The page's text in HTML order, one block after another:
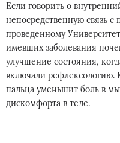
Если говорить о
непосредственную связь
проведенному
имевших заболевания
улучшение состояния,
включали рефлексологию.
пальца уменьшит боль в
дискомфорта в теле.